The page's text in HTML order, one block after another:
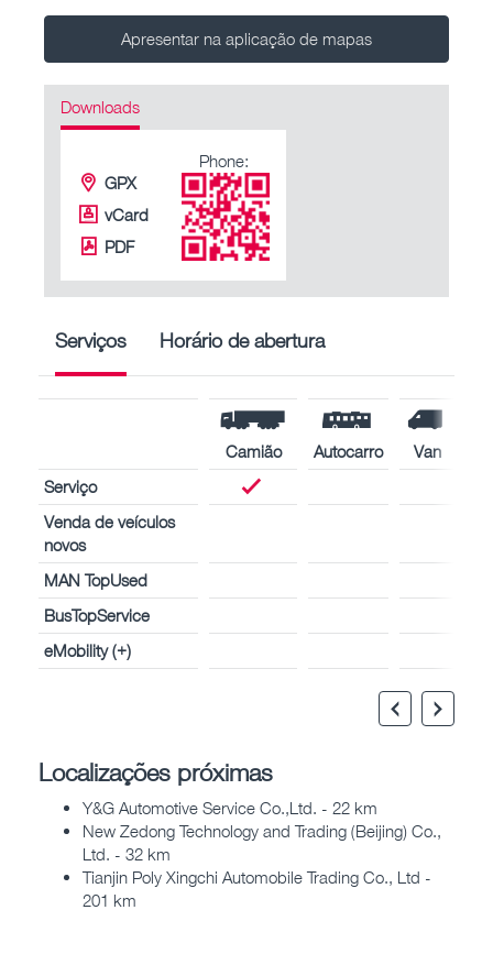
Apresentar na aplicação de mapas
Downloads
GPX
vCard
PDF
Phone:
Serviços Horário de abertura
Camião Autocarro
Van
Serviço
Venda de veículos
novos
MAN TopUsed
BusTopService
eMobility (+)
Localizações próximas
Y&G Automotive Service Co.,Ltd. - 22 km
New Zedong Technology and Trading (Beijing) Co.,
Ltd. - 32 km
Tianjin Poly Xingchi Automobile Trading Co., Ltd -
201 km